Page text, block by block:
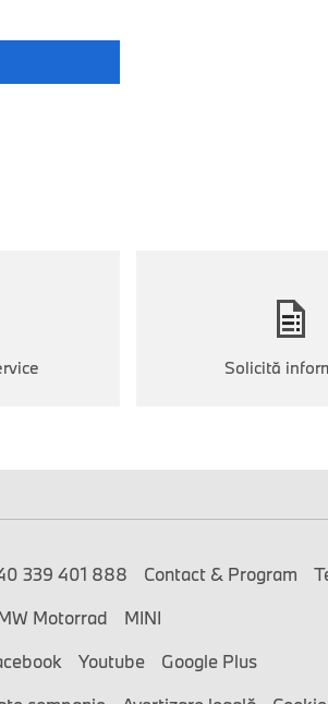
Solicită
339 401 888 Contact & Program
Motorrad
MINI
Youtube
Google Plus